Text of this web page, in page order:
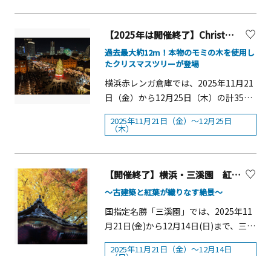
めた方には、グッドorラッキーのオリ
ジナルクリスマスステッカーをプレゼ
25日（木）の平日■時間：開園～15：
ケシとろっこ、アニマルレスキュー、
ディノランナー■対象：対象機種に乗
車したお客様■ラリー用紙配布：対象
機種の出口付近■ステッカー引き換
ります※ステッカーはランダムで配布
します※各アトラクションの利用制限
は公式サイトをご確認ください※アト
ラクションは天候や点検等により予告
なく運休する場合があります クリスマ
ス限定！オリジナルグッズをつくろ
りを感じられる体験を提供します。単
なるマーケットではなく、&ldquo;モノ
を大切にする心&rdquo;を次世代へつな
ぐ、リビエラのサステナブルな文化発
信の場です。 さらに、75年続いた老舗
も登場。古き良き日本文化の美意識を
現代の暮らしに生かす、循環と再生の
ストーリーが息づきます。同時開催の
ー、湘南の人気キッチンカーやスイー
ツ店も登場。潮風を感じながらのカフ
ェタイムや、マリーナ内のレストラン
「リストランテAO 逗子マリーナ」や
ランチもおすすめです。マリーナ内に2
ズラリーなどを通じて、公共交通の利
用促進や、交通を支えるサポーター・
将来の担い手としての関心を高めても
らうことを目的とされています。昨年
度は約1万6千人に来場いただいたこと
公園等で開催されます。概要■開催
日：2025年11月22日（土）■時間：
10：00～16：00■場所：カルッツかわ
さき、富士見公園、川崎競輪場■入場
料：無料（一部有料コンテンツあり）
■主催：川崎市、かわさきのりものフ
ェスタ実行委員会 ■実施主体：かわ
さきのりものフェスタ実行委員会■後
援：関東運輸局、東京航空局、神奈川
【2025年は開催終了】Christmas Market in 横浜赤レンガ倉庫
過去最大約12m！本物のモミの木を使用し
たクリスマスツリーが登場
横浜赤レンガ倉庫では、2025年11月21
日（金）から12月25日（木）の計35日
間、横浜赤レンガ倉庫イベント広場・
赤レンガパークにて『Christmas
ます。「クリスマスマーケット」は、
1393 年にドイツ・フランクフルトで始
統的なクリスマスイベントで、現在で
は世界各地で開催されています。
『Christmas Market in 横浜赤レンガ
倉庫』は、日本でも有数のクリスマス
2025年11月21日（金）～12月25日
（木）
【開催終了】横浜・三溪園 紅葉の遊歩道開放【横浜市】
～古建築と紅葉が織りなす絶景～
国指定名勝「三溪園」では、2025年11
月21日(金)から12月14日(日)まで、三溪
園を代表する紅葉の名所となっている
2025年11月21日（金）～12月14日